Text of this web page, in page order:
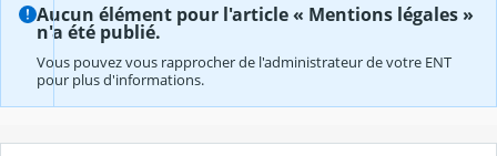
Aucun élément pour l'article « Mentions légales »
n'a été publié.
Vous pouvez vous rapprocher de l'administrateur de votre ENT
pour plus d'informations.